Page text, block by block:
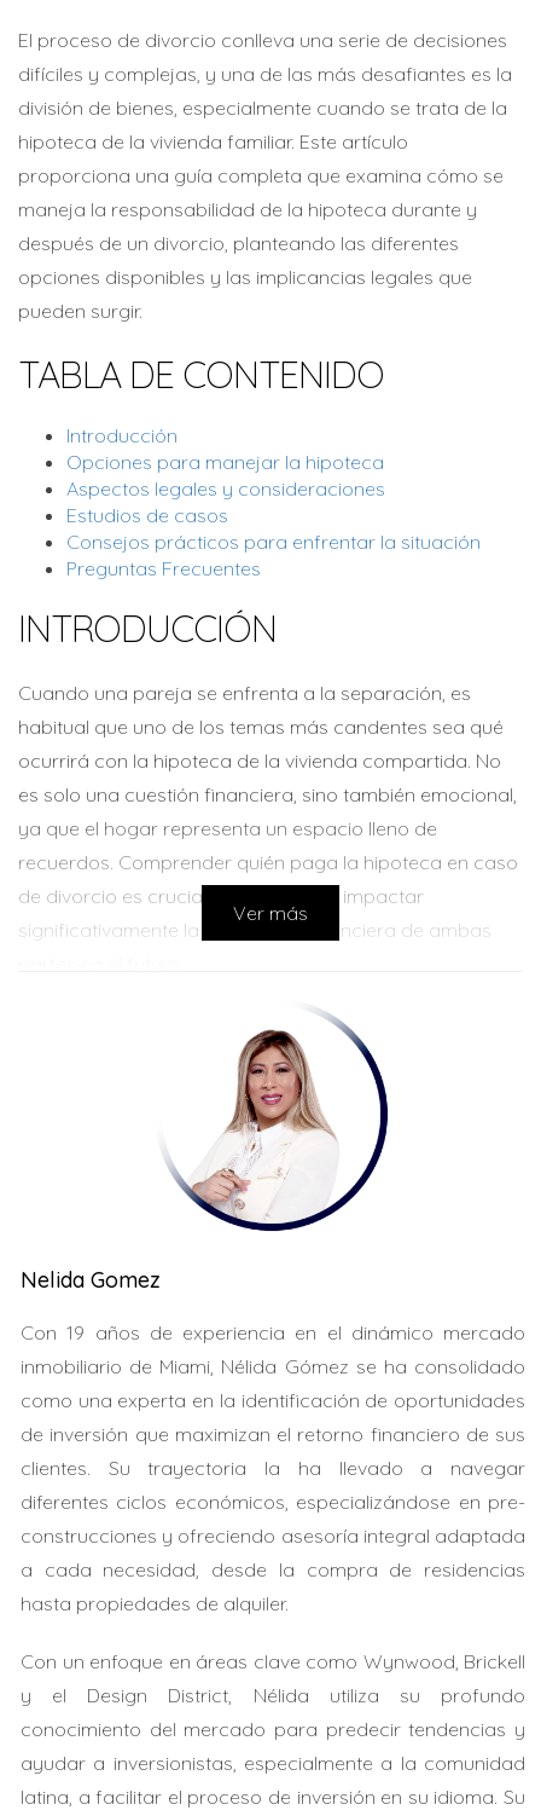
El proceso de divorcio conlleva una serie de decisiones
difíciles y complejas, y una de las más desafiantes es la
división de bienes, especialmente cuando se trata de la
hipoteca de la vivienda familiar. Este artículo
proporciona una guía completa que examina cómo se
maneja la responsabilidad de la hipoteca durante y
después de un divorcio, planteando las diferentes
opciones disponibles y las implicancias legales que
pueden surgir.
TABLA DE CONTENIDO
Introducción
Opciones para manejar la hipoteca
Aspectos legales y consideraciones
Estudios de casos
Consejos prácticos para enfrentar la situación
Preguntas Frecuentes
INTRODUCCIÓN
Cuando una pareja se enfrenta a la separación, es
habitual que uno de los temas más candentes sea qué
ocurrirá con la hipoteca de la vivienda compartida. No
es solo una cuestión financiera, sino también emocional,
ya que el hogar representa un espacio lleno de
recuerdos. Comprender quién paga la hipoteca en caso
de divorcio es crucial, ya que puede impactar
significativamente la estabilidad financiera de ambas
La respuesta a esta pregunta no es sencilla y depende
de varios factores, incluyendo el acuerdo entre las
partes, las leyes locales y la situación financiera general
de ambos cónyuges. Este artículo examina las diversas
opciones disponibles y ofrece estrategias para manejar
esta delicada situación.
HIPOTECA
Cuando se trata de la hipoteca en un divorcio, hay
múltiples opciones a considerar. Esta variedad puede
resultar confusa, pero es esencial elegir la más
adecuada para cada situación particular.
cónyuges: Uno de los cónyuges puede asumir la
hipoteca si tiene la capacidad financiera para
hacerlo. Sin embargo, esto solo es viable si el
cónyuge de la responsabilidad.
casa y dividir las ganancias de acuerdo con lo
estipulado en el acuerdo de divorcio. Esta solución
puede ser menos emocional, ya que permite a
cada cónyuge empezar de nuevo sin cargas
Ver más
Nelida Gomez
Con 19 años de experiencia en el dinámico mercado
inmobiliario de Miami, Nélida Gómez se ha consolidado
como una experta en la identificación de oportunidades
de inversión que maximizan el retorno financiero de sus
clientes. Su trayectoria la ha llevado a navegar
diferentes ciclos económicos, especializándose en pre-
construcciones y ofreciendo asesoría integral adaptada
a cada necesidad, desde la compra de residencias
hasta propiedades de alquiler.
Con un enfoque en áreas clave como Wynwood, Brickell
y el Design District, Nélida utiliza su profundo
conocimiento del mercado para predecir tendencias y
ayudar a inversionistas, especialmente a la comunidad
latina, a facilitar el proceso de inversión en su idioma. Su